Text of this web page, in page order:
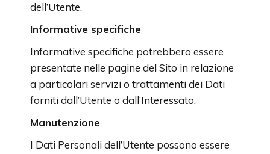
dell’Utente.
Informative specifiche
Informative specifiche potrebbero essere
presentate nelle pagine del Sito in relazione
a particolari servizi o trattamenti dei Dati
forniti dall’Utente o dall’Interessato.
Manutenzione
I Dati Personali dell’Utente possono essere